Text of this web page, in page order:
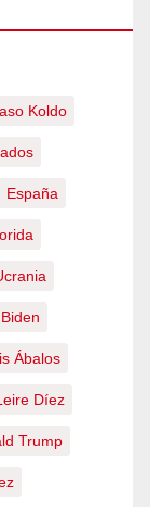
Koldo
España
Ábalos
Díez
Trump